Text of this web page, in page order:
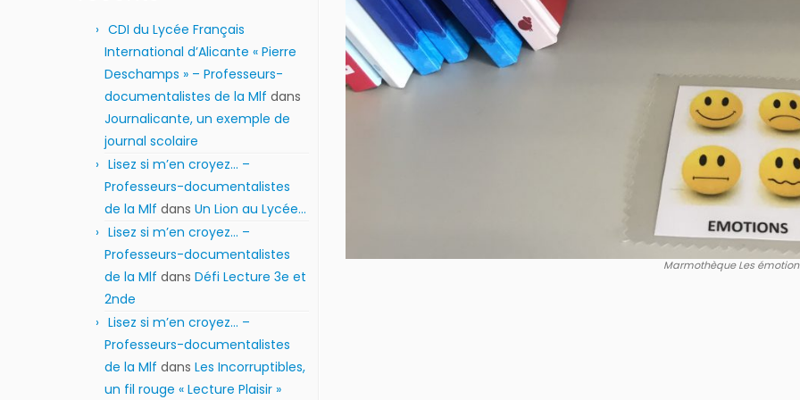
CDI du Lycée Français
International d’Alicante « Pierre
Deschamps » – Professeurs-
documentalistes de la Mlf dans
Journalicante, un exemple de
journal scolaire
Lisez si m’en croyez… –
Professeurs-documentalistes
de la Mlf dans Un Lion au Lycée…
Lisez si m’en croyez… –
Professeurs-documentalistes
de la Mlf dans Défi Lecture 3e et
2nde
Lisez si m’en croyez… –
Professeurs-documentalistes
de la Mlf dans Les Incorruptibles,
un fil rouge « Lecture Plaisir »
Marmothèque Les